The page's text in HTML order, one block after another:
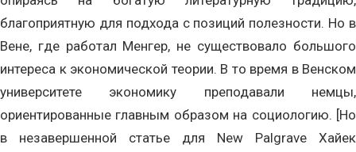
благоприятную для подхода с позиций полезности. Но в
Вене, где работал Менгер, не существовало большого
интереса к экономической теории. В то время в Венском
университете экономику преподавали немцы,
ориентированные главным образом на социологию. [Но
в незавершенной статье для New Palgrave Хайек